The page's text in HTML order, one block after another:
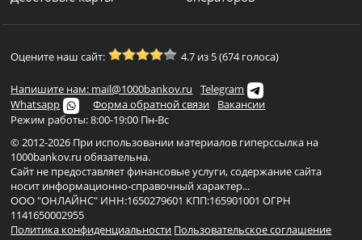
Оцените наш сайт: 4.7 из 5 (674 голоса)
Напишите нам: mail@1000bankov.ru
Telegram
Whatsapp
Форма обратной связи
Вакансии
Режим работы: 8:00-19:00 Пн-Вс
© 2012-2026 При использовании материалов гиперссылка на
1000bankov.ru обязательна.
Сайт не предоставляет финансовые услуги, содержание сайта
носит информационно-справочный характер...
ООО "ОНЛАЙНС" ИНН:1650279601 КПП:165901001 ОГРН
1141650002955
Политика конфиденциальности Пользовательское соглашение